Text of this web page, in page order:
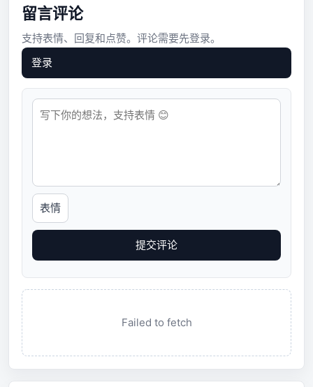
留言评论
支持表情、回复和点赞。评论需要先登录。
登录
表情
提交评论
Failed to fetch